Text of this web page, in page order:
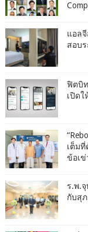
แอล
สอบ
ฟิตบิ
เปิดใ
เต็ม
ข้อเข่
ร.พ.
กับสุ